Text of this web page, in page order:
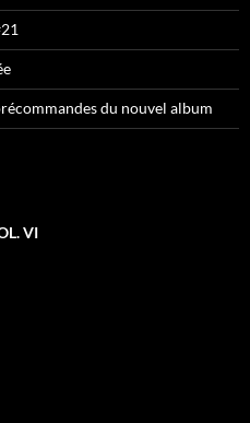
du nouvel album
VI